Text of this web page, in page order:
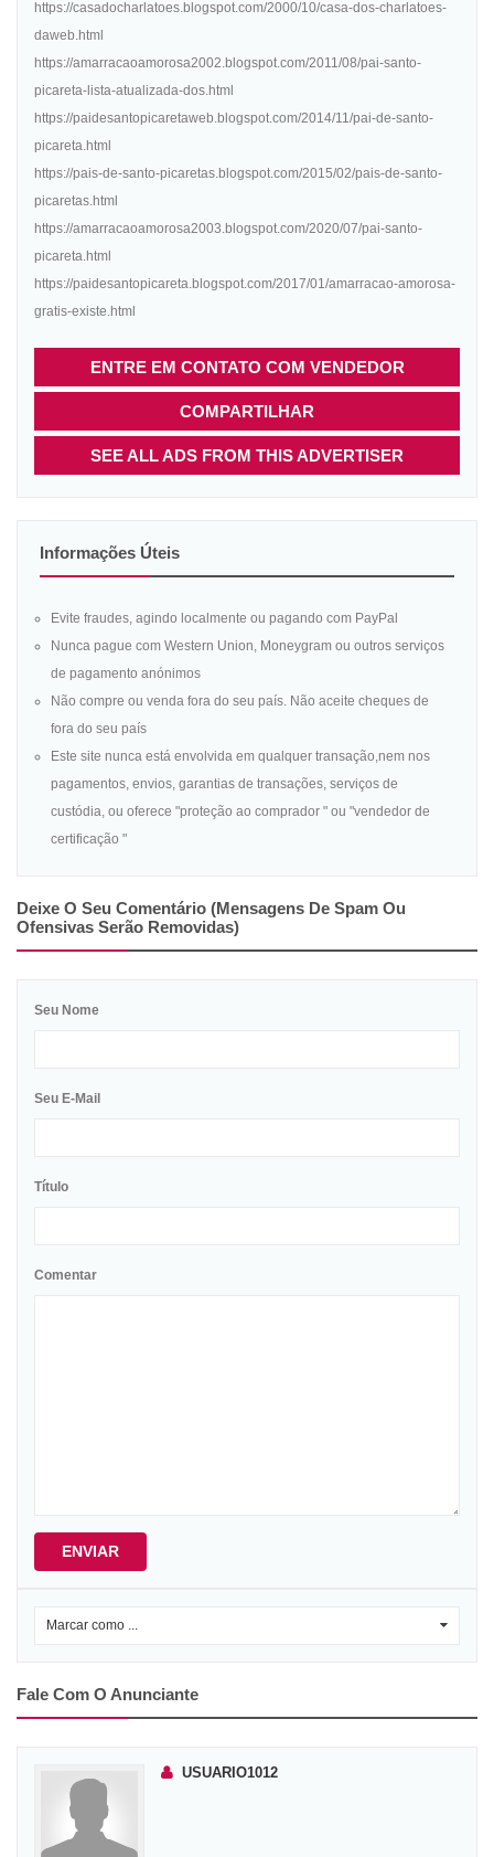
https://casadocharlatoes.blogspot.com/2000/10/casa-dos-charlatoes-
daweb.html
https://amarracaoamorosa2002.blogspot.com/2011/08/pai-santo-
picareta-lista-atualizada-dos.html
https://paidesantopicaretaweb.blogspot.com/2014/11/pai-de-santo-
picareta.html
https://pais-de-santo-picaretas.blogspot.com/2015/02/pais-de-santo-
picaretas.html
https://amarracaoamorosa2003.blogspot.com/2020/07/pai-santo-
picareta.html
https://paidesantopicareta.blogspot.com/2017/01/amarracao-amorosa-
gratis-existe.html
ENTRE EM CONTATO COM VENDEDOR
COMPARTILHAR
SEE ALL ADS FROM THIS ADVERTISER
Informações Úteis
Evite fraudes, agindo localmente ou pagando com PayPal
Nunca pague com Western Union, Moneygram ou outros serviços
de pagamento anónimos
Não compre ou venda fora do seu país. Não aceite cheques de
fora do seu país
Este site nunca está envolvida em qualquer transação,nem nos
pagamentos, envios, garantias de transações, serviços de
custódia, ou oferece "proteção ao comprador " ou "vendedor de
certificação "
Deixe O Seu Comentário (mensagens De Spam Ou
Ofensivas Serão Removidas)
Seu Nome
Seu E-Mail
Título
Comentar
ENVIAR
Marcar como ...
Fale Com O Anunciante
USUARIO1012